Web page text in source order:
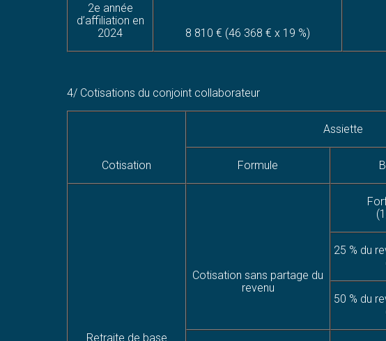
2e année
d’affiliation en
2024
8 810 € (46 368 € x 19 %)
4/ Cotisations du conjoint collaborateur
Cotisation
Assiette
Formule
Retraite de base
Cotisation sans partage du
revenu
25 % du
50 % du